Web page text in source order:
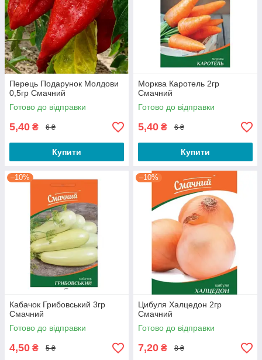
Перець Подарунок Молдови
0,5гр Смачний
Готово до відправки
5,40 ₴ 6 ₴
Купити
Морква Каротель 2гр
Смачний
Готово до відправки
5,40 ₴ 6 ₴
Купити
–10%
Кабачок Грибовський 3гр
Смачний
Готово до відправки
4,50 ₴ 5 ₴
–10%
Цибуля Халцедон 2гр
Смачний
Готово до відправки
7,20 ₴ 8 ₴